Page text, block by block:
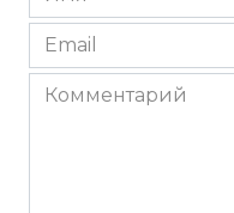
*
Email
*
Комментарий